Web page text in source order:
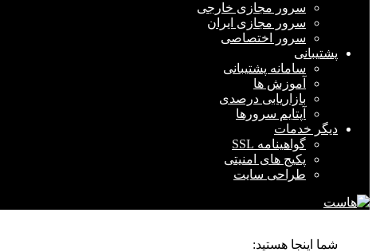
سرور مجازی خارجی
سرور مجازی ایران
سرور اختصاصی
پشتیبانی
سامانه پشتیبانی
آموزش ها
بازاریابی درصدی
آپتایم سرورها
دیگر خدمات
گواهینامه SSL
پکیج های امنیتی
طراحی سایت
شما اینجا هستید: